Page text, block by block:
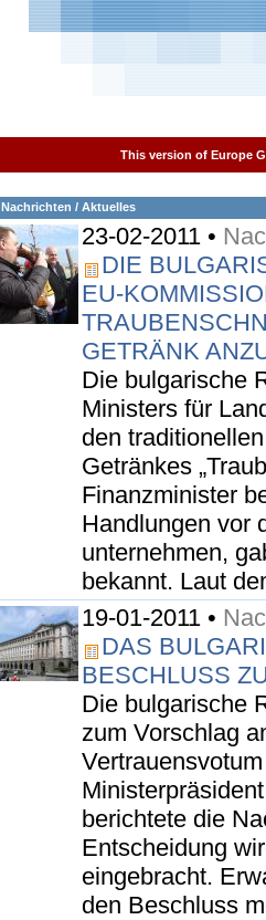
This version of Europe
Nachrichten / Aktuelles
23-02-2011 •
DIE
EU-
GETRÄNK
Die bulgarische
Ministers für
den
Getränkes
Finanzminister
Handlungen vor
unternehmen,
bekannt. Laut
19-01-2011 •
DAS
BESCHLUSS
Die bulgarische
zum Vorschlag
berichtete die
Entscheidung
eingebracht.
den Beschluss